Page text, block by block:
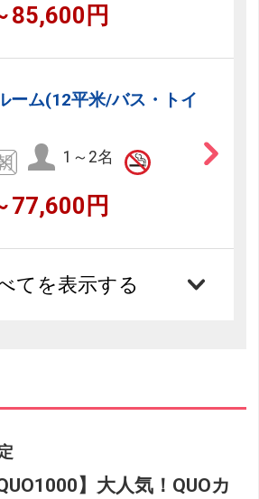
85,600円
ーム(12平米/バス・トイ
1～2名
77,600円
てを表示する
QUO1000】大人気！QUOカ